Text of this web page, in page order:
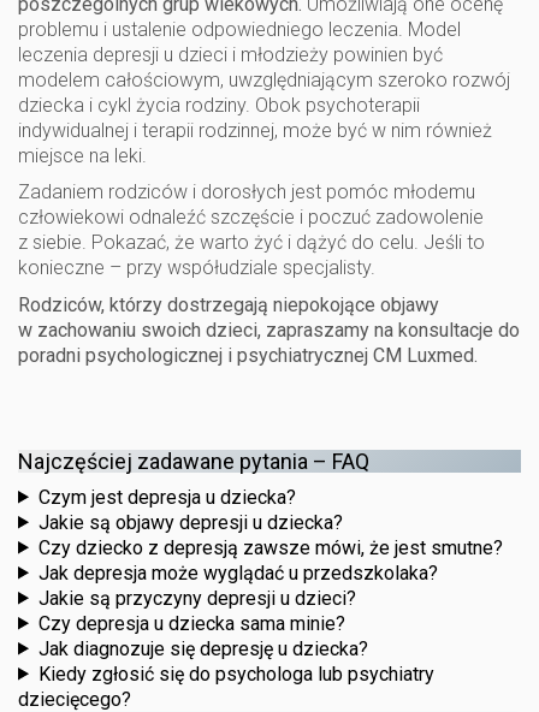
problemu i ustalenie odpowiedniego leczenia. Model
leczenia depresji u dzieci i młodzieży powinien być
modelem całościowym, uwzględniającym szeroko rozwój
dziecka i cykl życia rodziny. Obok psychoterapii
indywidualnej i terapii rodzinnej, może być w nim również
miejsce na leki.
Zadaniem rodziców i dorosłych jest pomóc młodemu
człowiekowi odnaleźć szczęście i poczuć zadowolenie
z siebie. Pokazać, że warto żyć i dążyć do celu. Jeśli to
konieczne – przy współudziale specjalisty.
Rodziców, którzy dostrzegają niepokojące objawy
w zachowaniu swoich dzieci, zapraszamy na konsultacje do
poradni psychologicznej i psychiatrycznej CM Luxmed.
Najczęściej zadawane pytania – FAQ
Czym jest depresja u dziecka?
Jakie są objawy depresji u dziecka?
Czy dziecko z depresją zawsze mówi, że jest smutne?
Jak depresja może wyglądać u przedszkolaka?
Jakie są przyczyny depresji u dzieci?
Czy depresja u dziecka sama minie?
Jak diagnozuje się depresję u dziecka?
Kiedy zgłosić się do psychologa lub psychiatry
dziecięcego?